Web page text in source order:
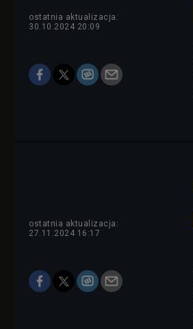
ostatnia aktualizacja:
30.10.2024 20:09
ostatnia aktualizacja:
27.11.2024 16:17